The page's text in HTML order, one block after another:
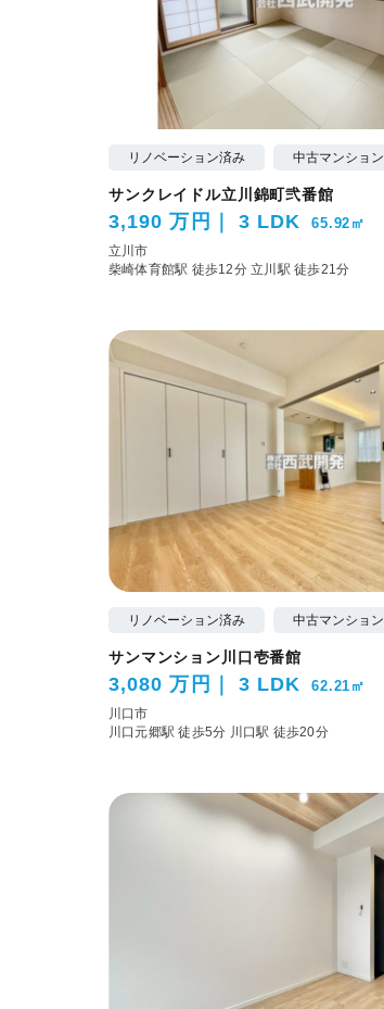
リノベーション済み 中古マンション
サンクレイドル立川錦町弐番館
3,190 万円 3 LDK 65.92㎡
立川市
柴崎体育館駅 徒歩12分立川駅 徒歩21分
リノベーション済み 中古マンション
サンマンション川口壱番館
3,080 万円 3 LDK 62.21㎡
川口市
川口元郷駅 徒歩5分 川口駅 徒歩20分